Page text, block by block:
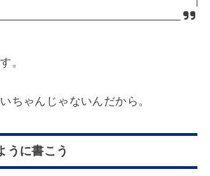
。
ちゃんじゃないんだから。
うに書こう